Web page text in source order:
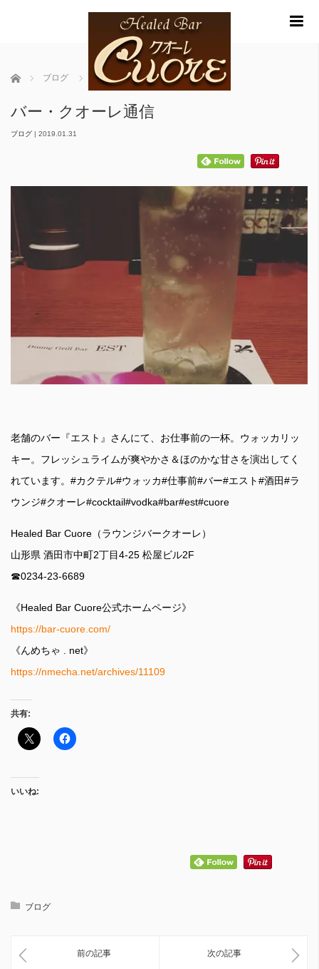
ホーム ブログ バー・クオーレ通信
バー・クオーレ通信
ブログ | 2019.01.31
老舗のバー『エスト』さんにて、お仕事前の一杯。ウォッカリッ
キー。フレッシュライムが爽やかさ＆ほのかな甘さを演出してく
れています。#カクテル#ウォッカ#仕事前#バー#エスト#酒田#ラ
ウンジ#クオーレ#cocktail#vodka#bar#est#cuore
Healed Bar Cuore（ラウンジバークオーレ）
山形県 酒田市中町2丁目4-25 松屋ビル2F
☎︎0234-23-6689
《Healed Bar Cuore公式ホームページ》
https://bar-cuore.com/
《んめちゃ . net》
https://nmecha.net/archives/11109
共有:
いいね:
ブログ
前の記事 次の記事